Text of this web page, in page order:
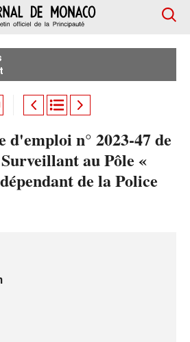
d'emploi n° 2023-47 de
au Pôle «
de la Police